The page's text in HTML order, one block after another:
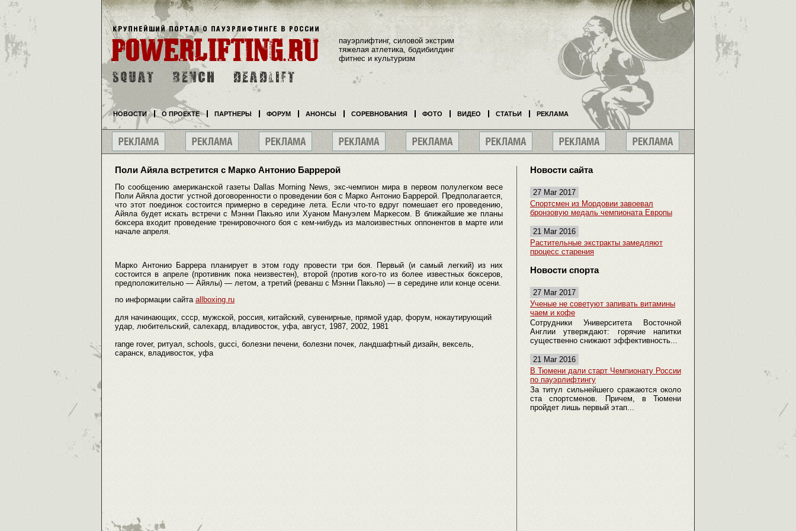
Поли Айяла встретится с Марко Антонио Баррерой
По сообщению американской газеты Dallas Morning News, экс-чемпион мира в первом полулегком весе
Поли Айяла достиг устной договоренности о проведении боя с Марко Антонио Баррерой. Предполагается,
что этот поединок состоится примерно в середине лета. Если что-то вдруг помешает его проведению,
Айяла будет искать встречи с Мэнни Пакьяо или Хуаном Мануэлем Маркесом. В ближайшие же планы
боксера входит проведение тренировочного боя с кем-нибудь из малоизвестных оппонентов в марте или
начале апреля.
Марко Антонио Баррера планирует в этом году провести три боя. Первый (и самый легкий) из них
состоится в апреле (противник пока неизвестен), второй (против кого-то из более известных боксеров,
предположительно — Айялы) — летом, а третий (реванш с Мэнни Пакьяо) — в середине или конце осени.
по информации сайта allboxing.ru
для начинающих, ссср, мужской, россия, китайский, сувенирные, прямой удар, форум, нокаутирующий
удар, любительский, салехард, владивосток, уфа, август, 1987, 2002, 1981
range rover, ритуал, schools, gucci, болезни печени, болезни почек, ландшафтный дизайн, вексель,
саранск, владивосток, уфа
Новости сайта
27 Mar 2017
Спортсмен из Мордовии завоевал
бронзовую медаль чемпионата Европы
21 Mar 2016
Растительные экстракты замедляют
процесс старения
Новости спорта
27 Mar 2017
Ученые не советуют запивать витамины
чаем и кофе
Сотрудники Университета Восточной
Англии утверждают: горячие напитки
существенно снижают эффективность...
21 Mar 2016
В Тюмени дали старт Чемпионату России
по пауэрлифтингу
За титул сильнейшего сражаются около
ста спортсменов. Причем, в Тюмени
пройдет лишь первый этап...
пауэрлифтинг, силовой экстрим
тяжелая атлетика, бодибилдинг
фитнес и культуризм
НОВОСТИ О ПРОЕКТЕ ПАРТНЕРЫ ФОРУМ АНОНСЫ СОРЕВНОВАНИЯ ФОТО ВИДЕО СТАТЬИ РЕКЛАМА